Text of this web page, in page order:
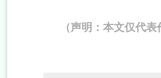
（声明：本文仅代